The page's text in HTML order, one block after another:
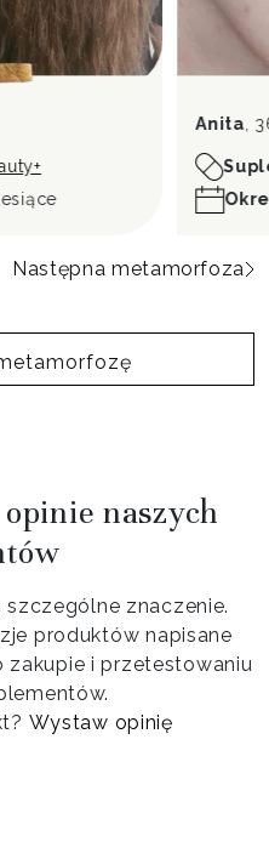
Anita,
Następna metamorfoza
naszych
znaczenie.
produktów napisane
i przetestowaniu
Wystaw opinię